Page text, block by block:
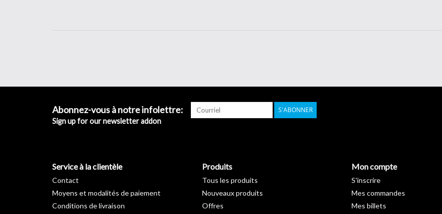
Abonnez-vous à notre infolettre:
Sign up for our newsletter addon
S'ABONNER
Service à la clientèle
Contact
Moyens et modalités de paiement
Conditions de livraison
Produits
Tous les produits
Nouveaux produits
Offres
Mon compte
S'inscrire
Mes commandes
Mes billets